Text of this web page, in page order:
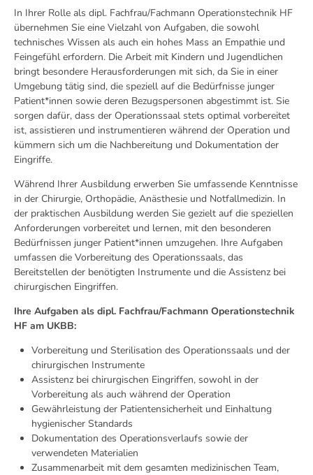
In Ihrer Rolle als dipl. Fachfrau/Fachmann Operationstechnik HF
übernehmen Sie eine Vielzahl von Aufgaben, die sowohl
technisches Wissen als auch ein hohes Mass an Empathie und
Feingefühl erfordern. Die Arbeit mit Kindern und Jugendlichen
bringt besondere Herausforderungen mit sich, da Sie in einer
Umgebung tätig sind, die speziell auf die Bedürfnisse junger
Patient*innen sowie deren Bezugspersonen abgestimmt ist. Sie
sorgen dafür, dass der Operationssaal stets optimal vorbereitet
ist, assistieren und instrumentieren während der Operation und
kümmern sich um die Nachbereitung und Dokumentation der
Eingriffe.
Während Ihrer Ausbildung erwerben Sie umfassende Kenntnisse
in der Chirurgie, Orthopädie, Anästhesie und Notfallmedizin. In
der praktischen Ausbildung werden Sie gezielt auf die speziellen
Anforderungen vorbereitet und lernen, mit den besonderen
Bedürfnissen junger Patient*innen umzugehen. Ihre Aufgaben
umfassen die Vorbereitung des Operationssaals, das
Bereitstellen der benötigten Instrumente und die Assistenz bei
chirurgischen Eingriffen.
Ihre Aufgaben als dipl. Fachfrau/Fachmann Operationstechnik
HF am UKBB:
Vorbereitung und Sterilisation des Operationssaals und der
chirurgischen Instrumente
Assistenz bei chirurgischen Eingriffen, sowohl in der
Vorbereitung als auch während der Operation
Gewährleistung der Patientensicherheit und Einhaltung
hygienischer Standards
Dokumentation des Operationsverlaufs sowie der
verwendeten Materialien
Zusammenarbeit mit dem gesamten medizinischen Team,